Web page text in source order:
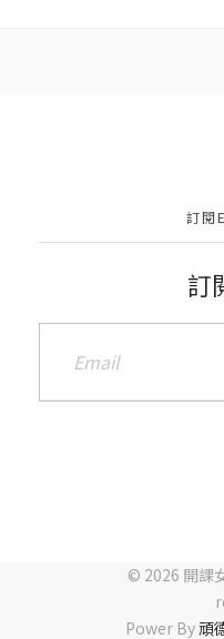
訂閱
訂
© 2026 開課
Power By頑